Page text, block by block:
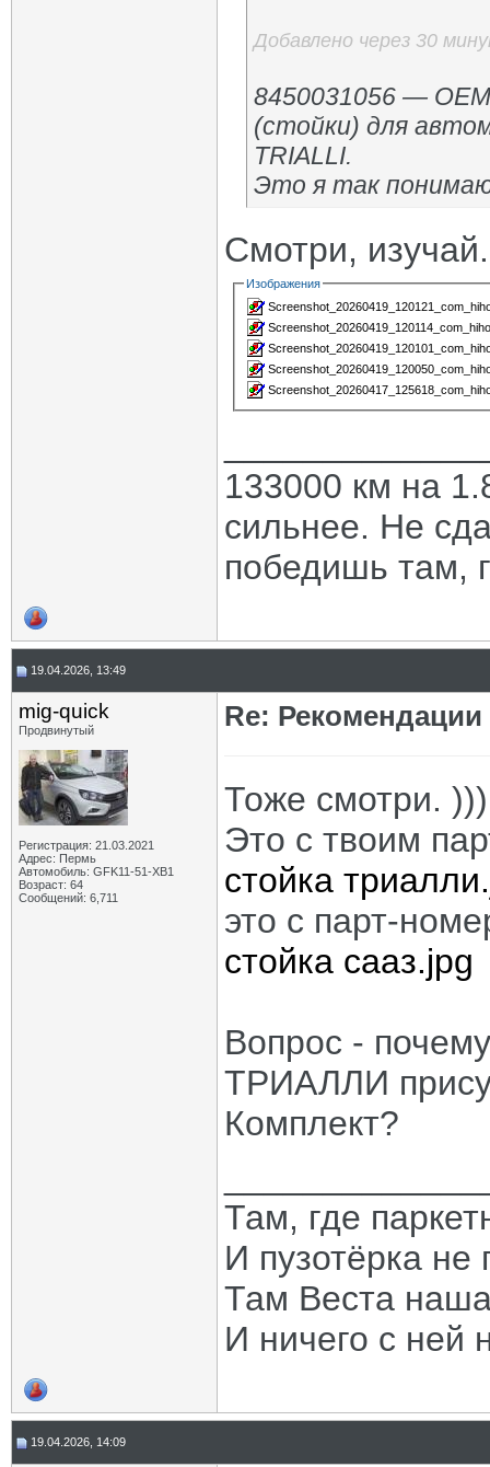
Добавлено через 30
8450031056 —
(стойки) для
TRIALLI.
Это я так
Смотри, изучай.
Изображения
133000 км на
сильнее. Не
победишь там,
19.04.2026, 13:49
mig-quick
Продвинутый
Регистрация: 21.03.2021
Адрес: Пермь
Автомобиль: GFK11-51-ХВ1
Возраст: 64
Сообщений: 6,711
Re:
Тоже смотри. )))
Это с твоим
стойка
это с парт-
стойка сааз.jpg
Вопрос -
ТРИАЛЛИ
Комплект?
Там, где
И пузотёрка не
Там Веста
И ничего с ней
19.04.2026, 14:09